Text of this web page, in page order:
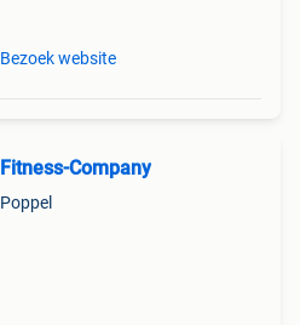
Bezoek website
Fitness-Company
Poppel